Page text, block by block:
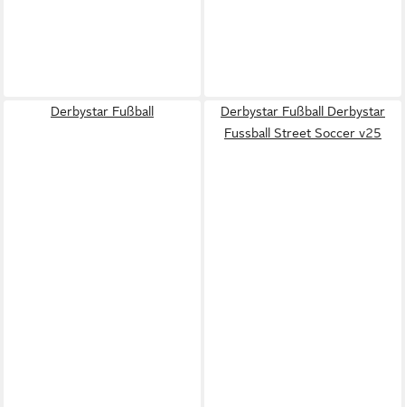
Derbystar Fußball
Derbystar Fußball Derbystar
Fussball Street Soccer v25